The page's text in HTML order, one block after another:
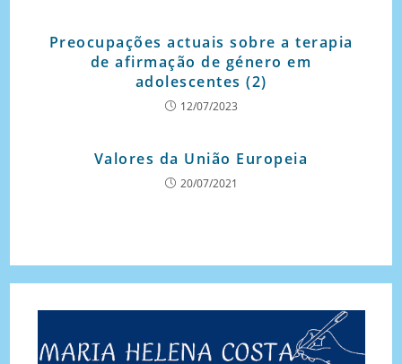
Preocupações actuais sobre a terapia
de afirmação de género em
adolescentes (2)
12/07/2023
Valores da União Europeia
20/07/2021